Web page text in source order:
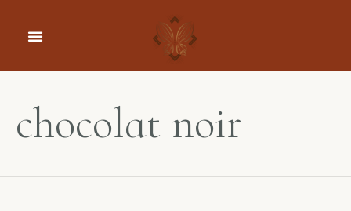
chocolat noir